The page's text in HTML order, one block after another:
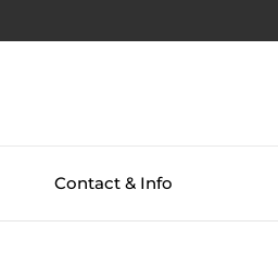
Contact & Info